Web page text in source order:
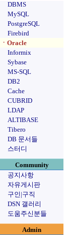
DBMS
MySQL
PostgreSQL
Firebird
ㆍOracle
Informix
Sybase
MS-SQL
DB2
Cache
CUBRID
LDAP
ALTIBASE
Tibero
DB 문서들
스터디
Community
공지사항
자유게시판
구인|구직
DSN 갤러리
도움주신분들
Admin